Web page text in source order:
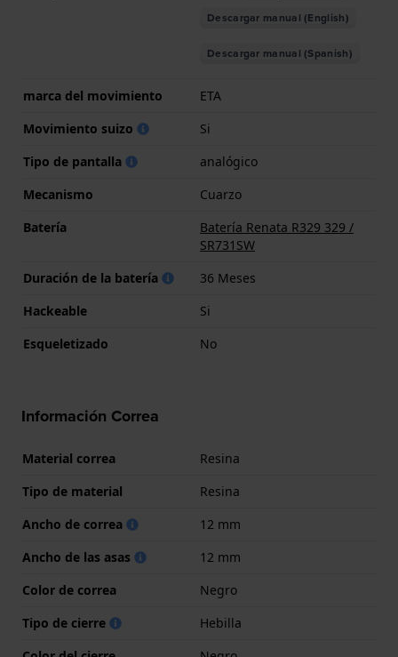
Descargar manual (English)
Descargar manual (Spanish)
marca del movimiento
ETA
Movimiento suizo
Si
Tipo de pantalla
analógico
Mecanismo
Cuarzo
Batería
Batería Renata R329 329 /
SR731SW
Duración de la batería
36 Meses
Hackeable
Si
Esqueletizado
No
Información Correa
Material correa
Resina
Tipo de material
Resina
Ancho de correa
12 mm
Ancho de las asas
12 mm
Color de correa
Negro
Tipo de cierre
Hebilla